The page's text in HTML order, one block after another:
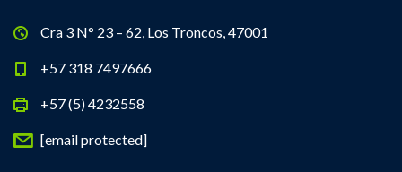
Cra 3 N° 23 – 62, Los Troncos, 47001
+57 318 7497666
+57 (5) 4232558
[email protected]